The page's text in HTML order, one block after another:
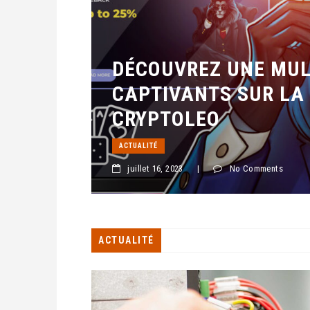
DÉCOUVREZ UNE
CAPTIVANTS SUR LA
CRYPTOLEO
ACTUALITÉ
juillet 16, 2023 | No Comments
ACTUALITÉ